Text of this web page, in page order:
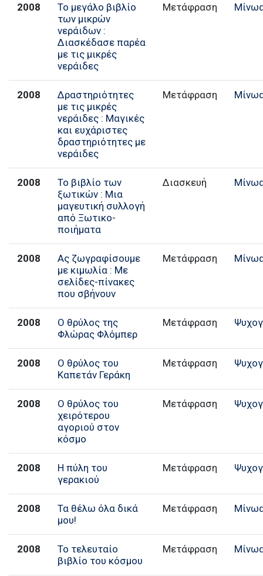
2008
Το μεγάλο βιβλίο
των μικρών
νεράιδων :
Διασκέδασε παρέα
με τις μικρές
νεράιδες
Μετάφραση
2008
Δραστηριότητες
με τις μικρές
νεράιδες : Μαγικές
και ευχάριστες
δραστηριότητες με
νεράιδες
Μετάφραση
2008
Το βιβλίο των
ξωτικών : Μια
μαγευτική συλλογή
από Ξωτικο-
ποιήματα
Διασκευή
2008
Ας ζωγραφίσουμε
με κιμωλία : Με
σελίδες-πίνακες
που σβήνουν
Μετάφραση
2008
Ο θρύλος της
Φλώρας Φλόμπερ
Μετάφραση
2008
Ο θρύλος του
Καπετάν Γεράκη
Μετάφραση
2008
Ο θρύλος του
χειρότερου
αγοριού στον
κόσμο
Μετάφραση
2008
Η πύλη του
γερακιού
Μετάφραση
2008
Τα θέλω όλα δικά
μου!
Μετάφραση
2008
Το τελευταίο
βιβλίο του κόσμου
Μετάφραση